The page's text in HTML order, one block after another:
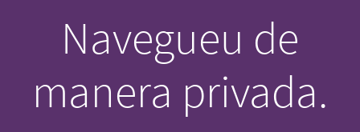
Navegueu de
manera privada.